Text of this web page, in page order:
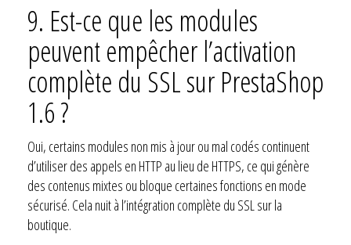
9. Est-ce que les modules
peuvent empêcher l’activation
complète du SSL sur PrestaShop
1.6 ?
Oui, certains modules non mis à jour ou mal codés continuent
d’utiliser des appels en HTTP au lieu de HTTPS, ce qui génère
des contenus mixtes ou bloque certaines fonctions en mode
sécurisé. Cela nuit à l’intégration complète du SSL sur la
boutique.